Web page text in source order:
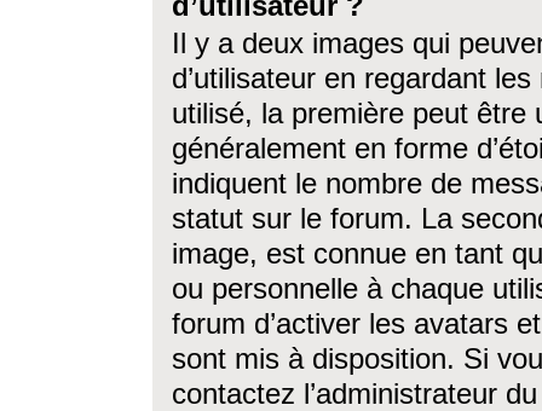
Il y a deux images qui
d’utilisateur en regardant
utilisé, la première peut être
généralement en forme
indiquent le nombre de
statut sur le forum. La
image, est connue en tant
ou personnelle à chaque
forum d’activer les avatars
sont mis à disposition. Si
contactez l’administrateur